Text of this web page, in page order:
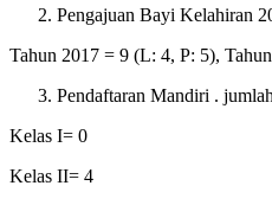
Pengajuan Bayi Kelahiran
Tahun 2017 = 9 (L: 4, P: 5),
Pendaftaran Mandiri .
Kelas I= 0
Kelas II= 4